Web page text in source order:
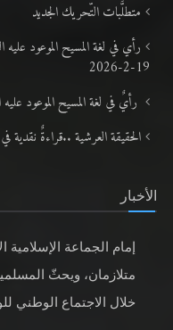
متطلَّبات التّحريك الجديد
19-2-2026
رأيٌ في لغة المسيح الموعود عليه السلام ..1 في محنة اللغة
الحقيقة العرشية ..قراءةٌ نقدية
الأخبار
إمام الجماعة الإسلامية
متلازمان، ويحثّ
خلال الاجتماع الوطني